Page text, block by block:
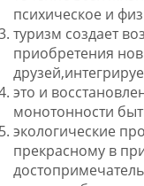
психическое и
туризм создает
приобретения
это и
монотонности
экологические
прекрасному в